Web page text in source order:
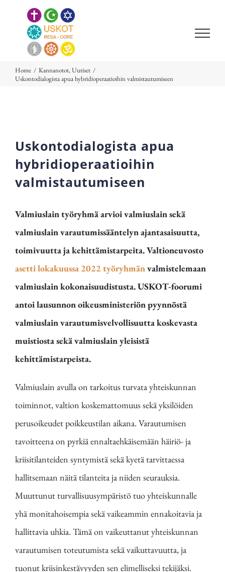
Home / Kannanotot,Uutiset /
Uskontodialogista apua hybridioperaatioihin valmistautumiseen
Uskontodialogista apua
hybridioperaatioihin
valmistautumiseen
Valmiuslain työryhmä arvioi valmiuslain sekä
valmiuslain varautumissääntelyn ajantasaisuutta,
toimivuutta ja kehittämistarpeita. Valtioneuvosto
asetti lokakuussa 2022 työryhmänvalmistelemaan
valmiuslain kokonaisuudistusta. USKOT-foorumi
antoi lausunnon oikeusministeriön pyynnöstä
valmiuslain varautumisvelvollisuutta koskevasta
muistiosta sekä valmiuslain yleisistä
kehittämistarpeista.
Valmiuslain avulla on tarkoitus turvata yhteiskunnan
toiminnot, valtion koskemattomuus sekä yksilöiden
perusoikeudet poikkeustilan aikana. Varautumisen
tavoitteena on pyrkiä ennaltaehkäisemään häiriö- ja
kriisitilanteiden syntymistä sekä kyetä tarvittaessa
hallitsemaan näitä tilanteita ja niiden seurauksia.
Muuttunut turvallisuusympäristö tuo yhteiskunnalle
yhä monitahoisempia sekä vaikeammin ennakoitavia ja
hallittavia uhkia. Tämä on vaikeuttanut yhteiskunnan
varautumisen toteutumista sekä vaikuttavuutta, ja
tuonut kriisinkestävyyden sen elimelliseksi tekijäksi.